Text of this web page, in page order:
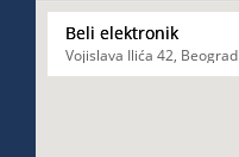
Beli elektronik
Vojislava Ilića 42, Beograd